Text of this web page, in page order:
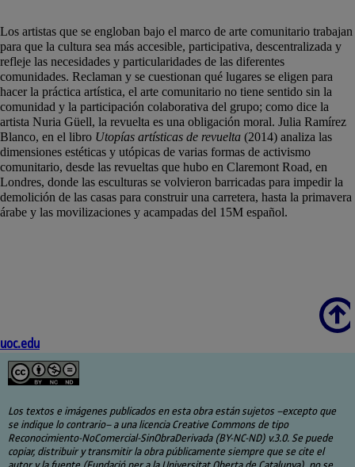
Los artistas que se engloban bajo el marco de arte comunitario trabajan
para que la cultura sea más accesible, participativa, descentralizada y
refleje las necesidades y particularidades de las diferentes
comunidades. Reclaman y se cuestionan qué lugares se eligen para
hacer la práctica artística, el arte comunitario no tiene sentido sin la
comunidad y la participación colaborativa del grupo; como dice la
artista Nuria Güell, la revuelta es una obligación moral. Julia Ramírez
Blanco, en el libro Utopías artísticas de revuelta (2014) analiza las
dimensiones estéticas y utópicas de varias formas de activismo
comunitario, desde las revueltas que hubo en Claremont Road, en
Londres, donde las esculturas se volvieron barricadas para impedir la
demolición de las casas para construir una carretera, hasta la primavera
árabe y las movilizaciones y acampadas del 15M español.
Scroll
uoc.edu
Los textos e imágenes publicados en esta obra están sujetos –excepto que
se indique lo contrario– a una licencia Creative Commons de tipo
Reconocimiento-NoComercial-SinObraDerivada (BY-NC-ND) v.3.0. Se puede
copiar, distribuir y transmitir la obra públicamente siempre que se cite el